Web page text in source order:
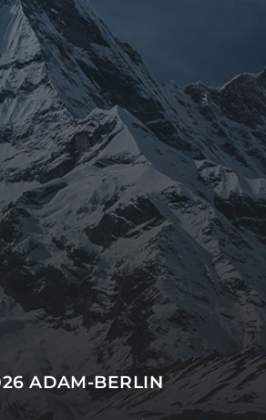
vorhanden.
Anzeigen.
ADAM-BERLIN